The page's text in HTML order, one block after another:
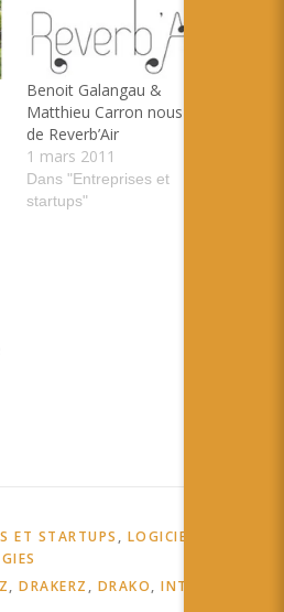
Benoit Galangau &
Matthieu Carron nous parle
de Reverb’Air
1 mars 2011
Dans "Entreprises et
startups"
ET STARTUPS , LOGICIELS,
, DRAKERZ , DRAKO, INTERVIEW